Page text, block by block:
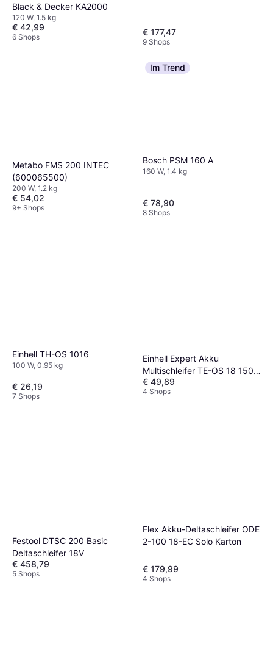
Black & Decker KA2000
120 W, 1.5 kg
€ 42,99
6 Shops € 177,47
9 Shops
Metabo FMS 200 INTEC
(600065500)
200 W, 1.2 kg
€ 54,02
9+ Shops
Im Trend
Bosch PSM 160 A
160 W, 1.4 kg
€ 78,90
8 Shops
Einhell TH-OS 1016
100 W, 0.95 kg
€ 26,19
7 Shops
Einhell Expert Akku
Multischleifer TE-OS 18 150-
2
€ 49,89
4 Shops
Festool DTSC 200 Basic
Deltaschleifer 18V
€ 458,79
5 Shops
Flex Akku-Deltaschleifer ODE
2-100 18-EC Solo Karton
€ 179,99
4 Shops